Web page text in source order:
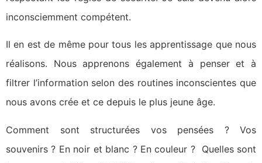
inconsciemment compétent.
Il en est de même pour tous les apprentissage que nous
réalisons. Nous apprenons également à penser et à
filtrer l’information selon des routines inconscientes que
nous avons crée et ce depuis le plus jeune âge.
Comment sont structurées vos pensées ? Vos
souvenirs ? En noir et blanc ? En couleur ? Quelles sont